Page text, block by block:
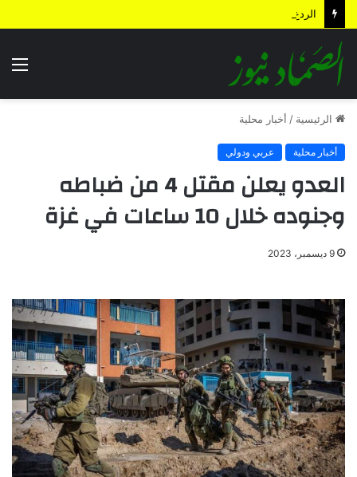
الرئيسية / أخبار محلية
أخبار محلية عربي ودولي
العدو يعلن مقتل 4 من ضباطه
وجنوده خلال 10 ساعات في غزة
9 ديسمبر، 2023